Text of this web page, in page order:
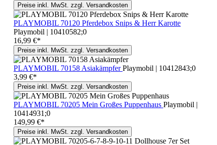
Preise inkl. MwSt. zzgl. Versandkosten
PLAYMOBIL 70120 Pferdebox Snips & Herr Karotte
Playmobil | 10410582;0
16,99 €*
Preise inkl. MwSt. zzgl. Versandkosten
PLAYMOBIL 70158 AsiakämpferPlaymobil | 10412843;0
3,99 €*
Preise inkl. MwSt. zzgl. Versandkosten
PLAYMOBIL 70205 Mein Großes Puppenhaus Playmobil |
10414931;0
149,99 €*
Preise inkl. MwSt. zzgl. Versandkosten